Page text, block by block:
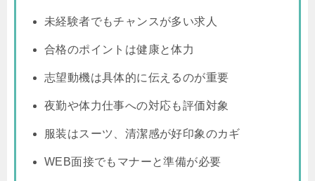
未経験者でもチャンスが多い求人
合格のポイントは健康と体力
志望動機は具体的に伝えるのが重要
夜勤や体力仕事への対応も評価対象
服装はスーツ、清潔感が好印象のカギ
WEB面接でもマナーと準備が必要